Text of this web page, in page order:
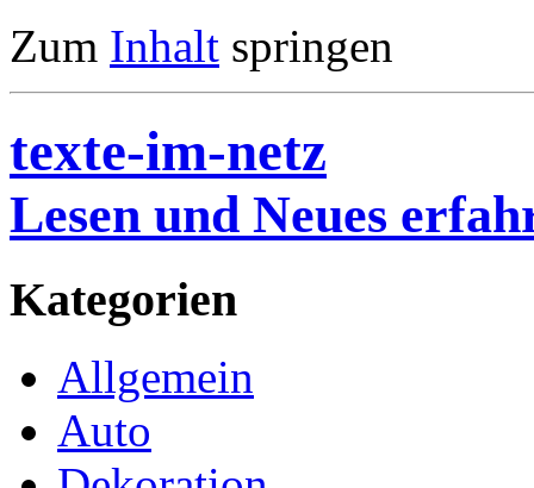
Zum Inhalt springen
texte-im-netz
Lesen und Neues
Kategorien
Allgemein
Auto